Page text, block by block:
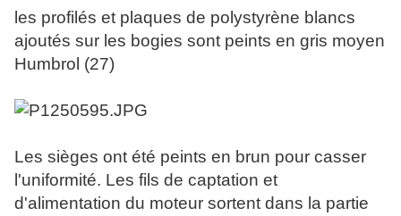
les profilés et plaques de polystyrène blancs
ajoutés sur les bogies sont peints en gris moyen
Humbrol (27)
Les sièges ont été peints en brun pour casser
l'uniformité. Les fils de captation et
d'alimentation du moteur sortent dans la partie